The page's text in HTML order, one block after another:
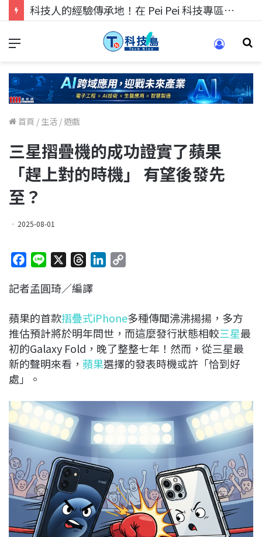
科技人的經驗傳承地！在 Pei Pei 科技專區，與學弟妹交流最硬核的技術
首頁 / 生活 / 遊戲
三星摺疊機的成功證實了蘋果
「趕上對的時機」 有望後發先
至？
2025-08-01
c
b
o
o
k
n
r
a
d
e
d
I
n
L
i
n
k
記者孟圓琦／編譯
蘋果的首款摺疊式iPhone多種傳聞沸沸揚揚，多方
推估預計將於明年問世，而這麼發行狀態相較三星最
初的Galaxy Fold，晚了整整七年！然而，從三星最
新的聲明來看， 蘋果選擇的發表時機或許「恰到好
處」。